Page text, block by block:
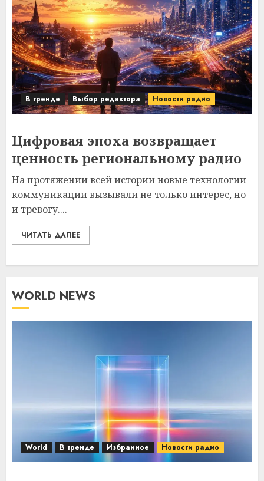
В тренде Выбор редактора Новости радио
Цифровая эпоха возвращает
ценность региональному радио
На протяжении всей истории новые технологии
коммуникации вызывали не только интерес, но
и тревогу....
ЧИТАТЬ ДАЛЕЕ
WORLD NEWS
World В тренде Избранное Новости радио